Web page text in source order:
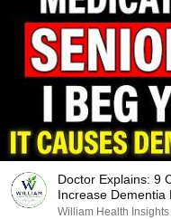
Doctor Explains: 9
Increase Dementia
William Health Insights